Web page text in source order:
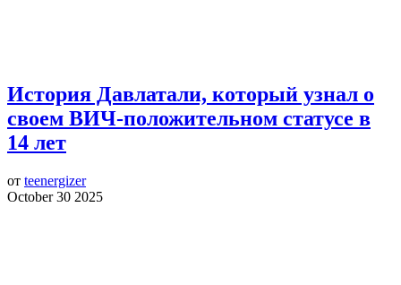
История Давлатали, который узнал о
своем ВИЧ-положительном статусе в
14 лет
от teenergizer
October 30 2025